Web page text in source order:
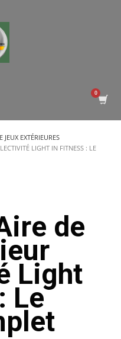
JEUX EXTÉRIEURES
LIGHT IN FITNESS : LE
de
Light
Le